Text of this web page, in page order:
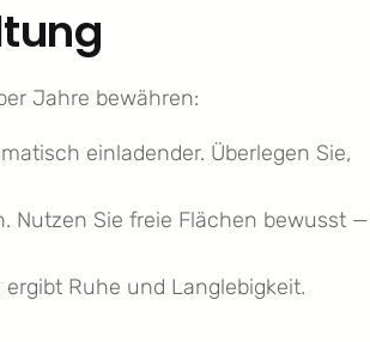
Jahre bewähren:
einladender. Überlegen Sie,
Nutzen Sie freie Flächen bewusst —
Ruhe und Langlebigkeit.